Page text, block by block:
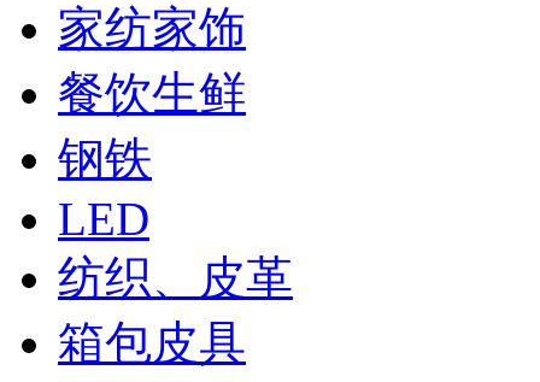
家纺家饰
餐饮生鲜
钢铁
LED
纺织、皮革
箱包皮具